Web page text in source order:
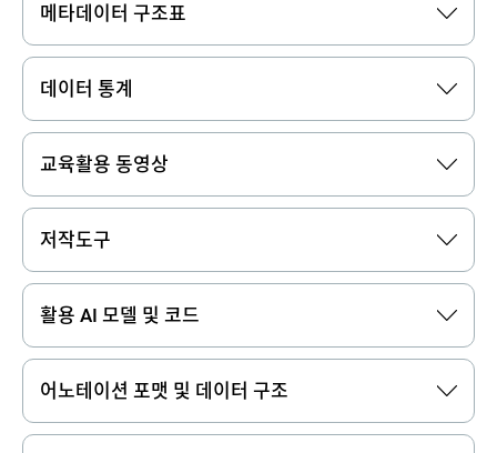
메타데이터 구조표
데이터 통계
교육활용 동영상
저작도구
활용 AI 모델 및 코드
어노테이션 포맷 및 데이터 구조